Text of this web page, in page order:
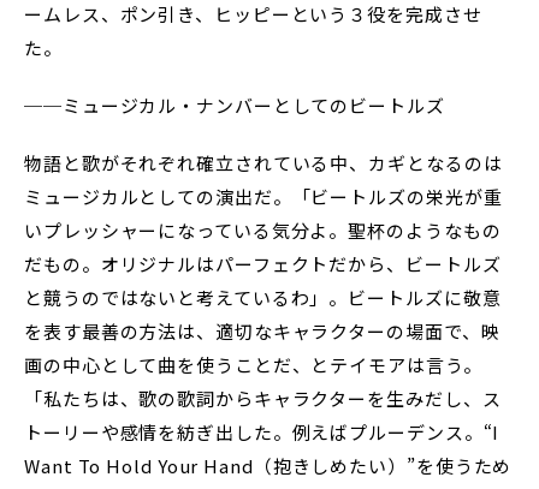
ームレス、ポン引き、ヒッピーという３役を完成させ
た。
──ミュージカル・ナンバーとしてのビートルズ
物語と歌がそれぞれ確立されている中、カギとなるのは
ミュージカルとしての演出だ。「ビートルズの栄光が重
いプレッシャーになっている気分よ。聖杯のようなもの
だもの。オリジナルはパーフェクトだから、ビートルズ
と競うのではないと考えているわ」。ビートルズに敬意
を表す最善の方法は、適切なキャラクターの場面で、映
画の中心として曲を使うことだ、とテイモアは言う。
「私たちは、歌の歌詞からキャラクターを生みだし、ス
トーリーや感情を紡ぎ出した。例えばプルーデンス。“I
Want To Hold Your Hand（抱きしめたい）”を使うため